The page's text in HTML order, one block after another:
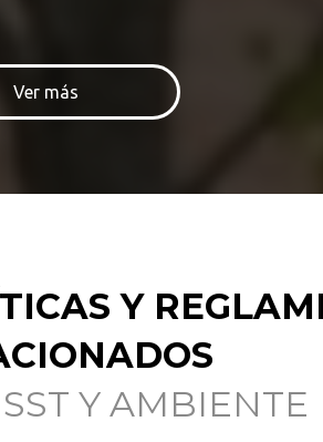
Ver más
Y
Y AMBIENTE